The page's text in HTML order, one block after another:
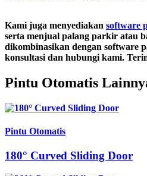
Kami juga menyediakan software
serta menjual palang parkir atau
dikombinasikan dengan software
konsultasi dan hubungi kami.
Pintu Otomatis
Pintu Otomatis
180° Curved Sliding Door